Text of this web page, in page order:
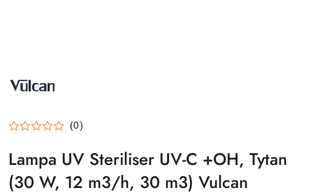
LOGO
(0)
Lampa UV Steriliser UV-C +OH, Tytan
(30 W, 12 m3/h, 30 m3) Vulcan